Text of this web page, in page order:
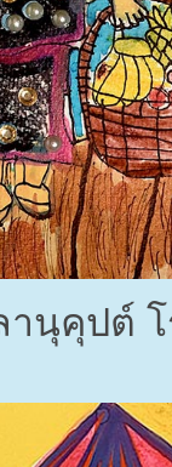
คุปต์ โร